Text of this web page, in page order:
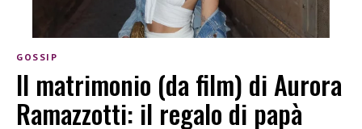
GOSSIP
Il matrimonio (da film) di Aurora
Ramazzotti: il regalo di papà